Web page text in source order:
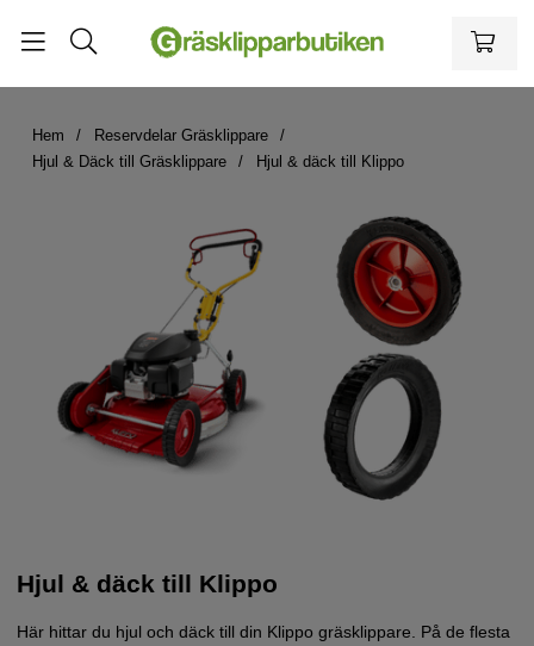
Hem
Reservdelar Gräsklippare
Hjul & Däck till Gräsklippare
Hjul & däck till Klippo
Hjul & däck till Klippo
Här hittar du hjul och däck till din Klippo gräsklippare. På de flesta